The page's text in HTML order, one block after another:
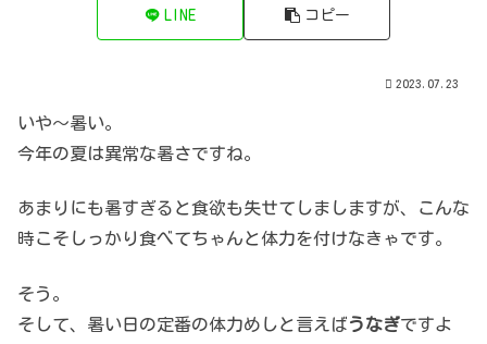
LINE コピー
2023.07.23
いや～暑い。
今年の夏は異常な暑さですね。
あまりにも暑すぎると食欲も失せてしましますが、こんな
時こそしっかり食べてちゃんと体力を付けなきゃです。
そう。
そして、暑い日の定番の体力めしと言えばうなぎですよ